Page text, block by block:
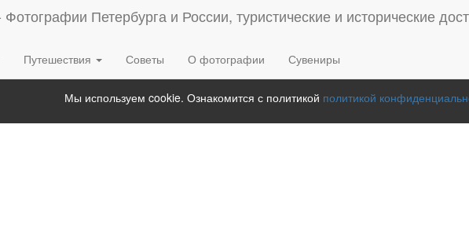
Путешествия Советы О фотографии Сувениры
Мы используем cookie. Ознакомится с политикой политикой